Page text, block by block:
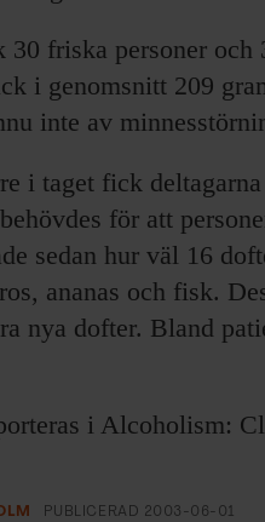
friska personer
i genomsnitt 209
inte av
i taget fick
för att
sedan hur väl 16
ananas och fisk.
nya dofter. Bland
i Alcoholism:
PUBLICERAD 2003-06-01